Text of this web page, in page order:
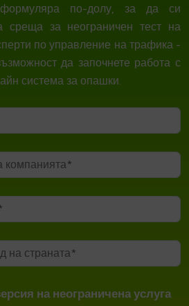
по-долу, за да си
среща за неограничен тест на
по управление на трафика -
да започнете работа с
система за опашки.
на неограничена услуга